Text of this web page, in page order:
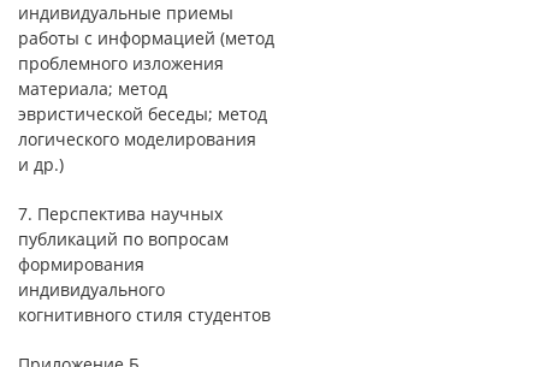
индивидуальные приемы
работы с информацией (метод
проблемного изложения
материала; метод
эвристической беседы; метод
логического моделирования
и др.)
7. Перспектива научных
публикаций по вопросам
формирования
индивидуального
когнитивного стиля студентов